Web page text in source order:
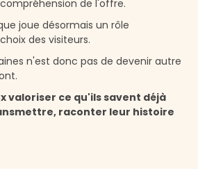
de l'offre.
joue désormais un rôle
des visiteurs.
n'est donc pas de devenir autre
valoriser ce qu'ils savent déjà
raconter leur histoire